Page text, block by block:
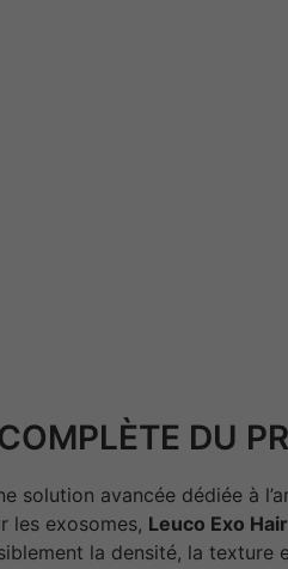
DU
solution avancée dédiée à
les exosomes, Leuco Exo
la densité, la texture